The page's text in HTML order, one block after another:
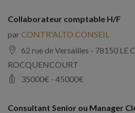
Collaborateur comptable H/F
parCONTR'ALTO CONSEIL
62 rue de Versailles - 78150 LE
ROCQUENCOURT
35000€ - 45000€
Consultant Senior ou Manager